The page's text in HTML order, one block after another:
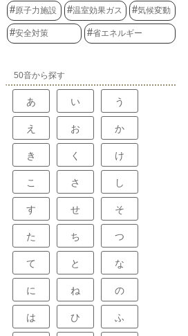
原子力施設 温室効果ガス 気候変動
安全対策 省エネルギー
50音から探す
あ い う
え お か
き く け
こ さ し
す せ そ
た ち つ
て と な
に ね の
は ひ ふ